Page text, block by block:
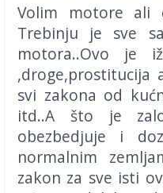
Volim motore ali
Trebinju je sve
motora..Ovo je
,droge,prostitucija
svi zakona od
itd..A što je
obezbedjuje i
normalnim
zakon za sve isti